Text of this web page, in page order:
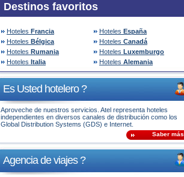
Destinos favoritos
Hoteles Francia Hoteles España
Hoteles Bélgica Hoteles Canadá
Hoteles Rumania Hoteles Luxemburgo
Hoteles Italia Hoteles Alemania
Es Usted hotelero ?
Aproveche de nuestros servicios. Atel representa hoteles
independientes en diversos canales de distribución como los
Global Distribution Systems (GDS) e Internet.
Saber más
Agencia de viajes ?